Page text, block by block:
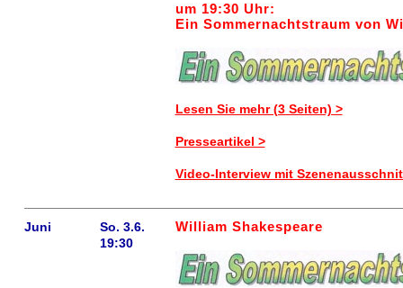
um 19:30 Uhr:
Ein Sommernachtstraum von
Lesen Sie mehr (3 Seiten) >
Presseartikel >
Video-Interview mit
Juni
So. 3.6.
19:30
William Shakespeare